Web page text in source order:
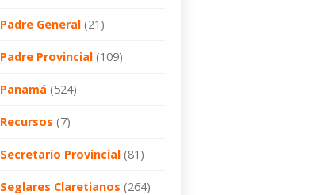
Padre General (21)
Padre Provincial (109)
Panamá (524)
Recursos (7)
Secretario Provincial (81)
Seglares Claretianos (264)